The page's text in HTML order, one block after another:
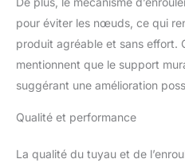
pour éviter les nœuds, ce qui
produit agréable et sans effort.
mentionnent que le support
suggérant une amélioration
Qualité et performance
La qualité du tuyau et de